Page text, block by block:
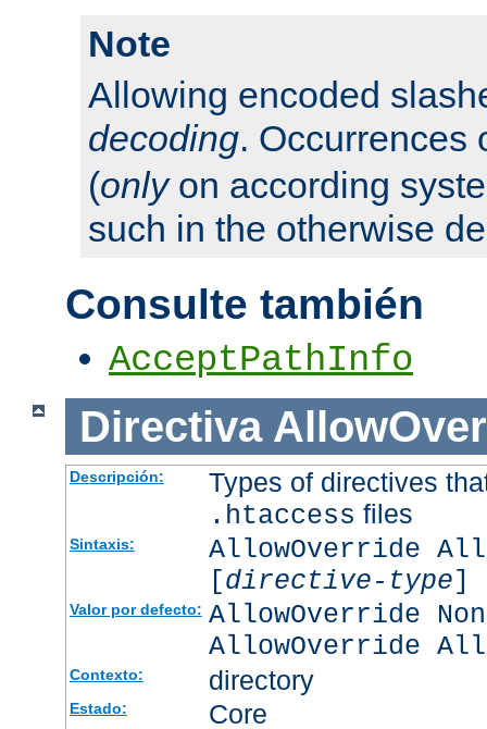
Note
Allowing encoded
decoding. Occurrences
(onlyon according
such in the otherwise
Consulte también
AcceptPathInfo
Directiva
Descripción: Types of directives
.htaccess files
Sintaxis:
AllowOverride
[directive-type]
Valor por defecto: AllowOverride
AllowOverride
Contexto: directory
Estado: Core